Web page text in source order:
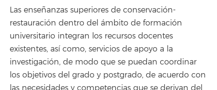
Las enseñanzas superiores de conservación-
restauración dentro del ámbito de formación
universitario integran los recursos docentes
existentes, así como, servicios de apoyo a la
investigación, de modo que se puedan coordinar
los objetivos del grado y postgrado, de acuerdo con
las necesidades y competencias que se derivan del